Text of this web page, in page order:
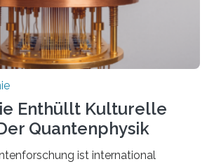
nutzen lässt, um hochpräzise…
Enthüllt Kulturelle
Quantenphysik
ist international